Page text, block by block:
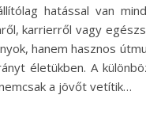
hatással van
karrierről vagy
hanem hasznos
életükben. A
a jövőt vetítik…